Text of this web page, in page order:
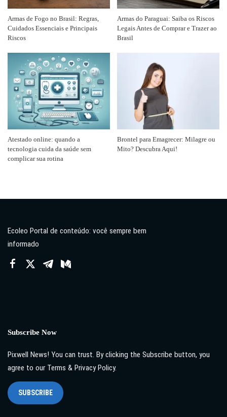
Armas de Fogo no Brasil: Regras,
Cuidados Essenciais e Principais
Riscos
Armas do Paraguai: Saiba os Riscos
Legais Antes de Comprar e Trazer ao
Brasil
Atestado online: quando a
tecnologia cuida da saúde sem
complicar sua rotina
Brontel para Emagrecer: Milagre ou
Mito? Descubra Aqui!
Ecoleo Portal de conteúdo: você sempre bem
informado
Subscribe Now
Pixwell News! You can trust. By clicking the Subscribe button, you
agree to our Terms & Privacy Policy.
SUBSCRIBE